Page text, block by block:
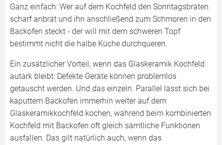
Ganz einfach: Wer auf dem Kochfeld den Sonntagsbraten
scharf anbrät und ihn anschließend zum Schmoren in den
Backofen steckt - der will mit dem schweren Topf
bestimmt nicht die halbe Küche durchqueren.
Ein zusätzlicher Vorteil, wenn das Glaskeramik Kochfeld
autark bleibt: Defekte Geräte können problemlos
getauscht werden. Und das einzeln. Parallel lässt sich bei
kaputtem Backofen immerhin weiter auf dem
Glaskeramikkochfeld kochen, während beim kombinierten
Kochfeld mit Backofen oft gleich sämtliche Funktionen
ausfallen. Das gilt natürlich auch, wenn das